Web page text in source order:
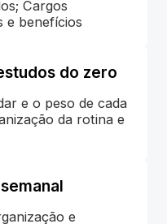
Cargos
e benefícios
do zero
e o peso de cada
da rotina e
e